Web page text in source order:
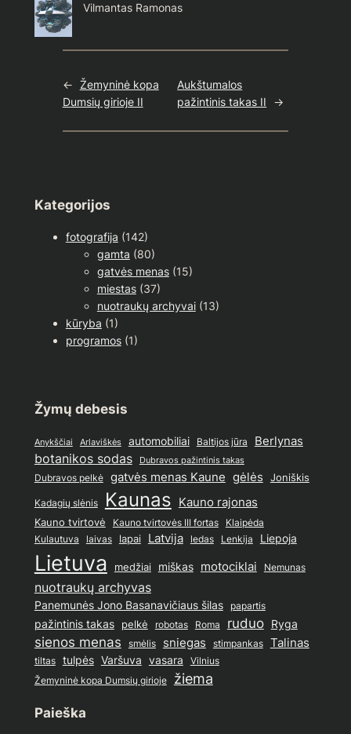
Vilmantas Ramonas
← Žemyninė kopa
Dumsių girioje II
Aukštumalos
pažintinis takas II
→
Kategorijos
fotografija (142)
gamta (80)
gatvės menas(15)
miestas(37)
nuotraukų archyvai(13)
kūryba (1)
programos(1)
Žymų debesis
Anykščiai Arlaviškės automobiliai Baltijos jūra
Berlynas
botanikos sodas
Dubravos pažintinis takas
Dubravos pelkė gatvės menas Kaune gėlės Joniškis
Kadagių slėnis Kaunas Kauno rajonas
Kauno tvirtovė Kauno tvirtovės III fortas Klaipėda
Kulautuva laivas lapai Latvija ledas Lenkija Liepoja
Lietuva medžiai miškas motociklai Nemunas
nuotraukų archyvas
Panemunės Jono Basanavičiaus šilas papartis
pažintinis takas pelkė robotas Roma ruduo Ryga
sienos menas smėlis sniegas stimpankas Talinas
tiltas tulpės Varšuva vasara Vilnius
Žemyninė kopa Dumsių girioje žiema
Paieška